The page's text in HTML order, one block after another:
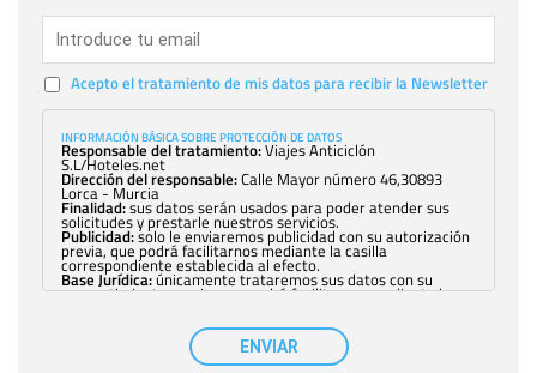
Acepto el tratamiento de mis datos para recibir la Newsletter
INFORMACIÓN BÁSICA SOBRE PROTECCIÓN DE DATOS
Responsable del tratamiento:Viajes Anticiclón
S.L/Hoteles.net
Dirección del responsable:Calle Mayor número 46,30893
Lorca - Murcia
Finalidad:sus datos serán usados para poder atender sus
solicitudes y prestarle nuestros servicios.
Publicidad:solo le enviaremos publicidad con su autorización
previa, que podrá facilitarnos mediante la casilla
correspondiente establecida al efecto.
Base Jurídica:únicamente trataremos sus datos con su
consentimiento previo, que podrá facilitarnos mediante la
con carácter general, sólo el personal de
nuestra entidad que esté debidamente autorizado podrá
tener conocimiento de la información que le pedimos. No se
comunicarán datos a terceros.
ENVIAR